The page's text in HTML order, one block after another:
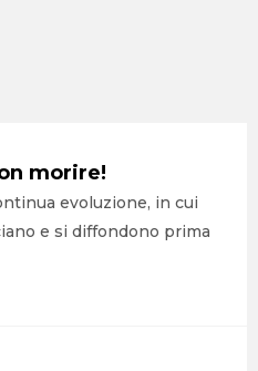
morire!
evoluzione, in cui
e si diffondono prima